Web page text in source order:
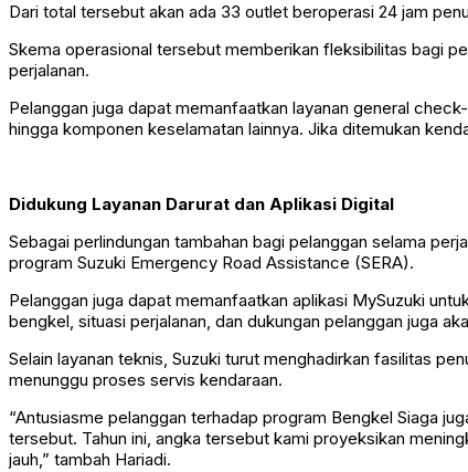
Dari total tersebut akan ada 33 outlet beroperasi 24 jam
Skema operasional tersebut memberikan fleksibilitas bagi
perjalanan.
Pelanggan juga dapat memanfaatkan layanan general
hingga komponen keselamatan lainnya. Jika ditemukan
Didukung Layanan Darurat dan Aplikasi Digital
Sebagai perlindungan tambahan bagi pelanggan selama
program Suzuki Emergency Road Assistance (SERA).
Pelanggan juga dapat memanfaatkan aplikasi MySuzuki
bengkel, situasi perjalanan, dan dukungan pelanggan juga
Selain layanan teknis, Suzuki turut menghadirkan fasilitas
menunggu proses servis kendaraan.
“Antusiasme pelanggan terhadap program Bengkel Siaga
tersebut. Tahun ini, angka tersebut kami proyeksikan
jauh,” tambah Hariadi.